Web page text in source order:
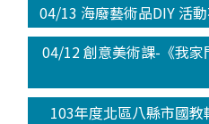
04/13 海廢藝術品DIY 活
04/12 創意美術課-《我
103年度北區八縣市國